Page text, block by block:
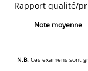
Rapport qualité/
Note moyenne
N.B. Ces examens sont